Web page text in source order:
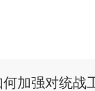
加强对统战